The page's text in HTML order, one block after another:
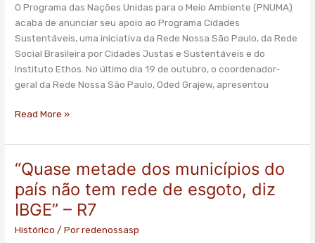
O Programa das Nações Unidas para o Meio Ambiente (PNUMA)
acaba de anunciar seu apoio ao Programa Cidades
Sustentáveis, uma iniciativa da Rede Nossa São Paulo, da Rede
Social Brasileira por Cidades Justas e Sustentáveis e do
Instituto Ethos. No último dia 19 de outubro, o coordenador-
geral da Rede Nossa São Paulo, Oded Grajew, apresentou
Cidades
Read More »
“Quase metade dos municípios do
país não tem rede de esgoto, diz
IBGE” – R7
Histórico / Porredenossasp
“Quase
metade
dos
municípios
do